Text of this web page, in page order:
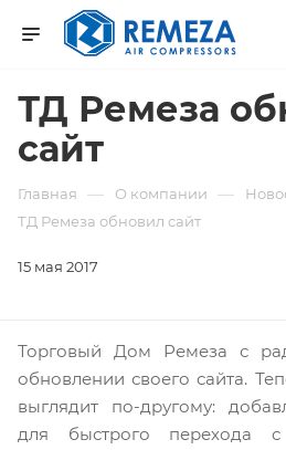
ТД Ремеза
сайт
Главная — О компании —
ТД Ремеза обновил сайт
15 мая 2017
Торговый Дом Ремеза с
обновлении своего сайта.
выглядит по-другому:
для быстрого перехода с